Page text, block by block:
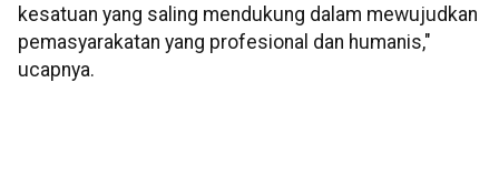
kesatuan yang saling mendukung dalam mewujudkan
pemasyarakatan yang profesional dan humanis,"
ucapnya.